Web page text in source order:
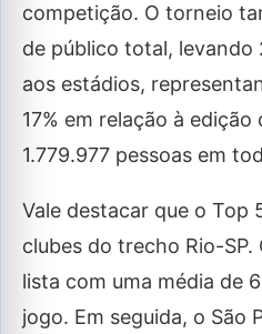
competição. O torneio
de público total,
aos estádios,
17% em relação à
1.779.977 pessoas em
Vale destacar que o Top
clubes do trecho Rio-SP.
lista com uma média de
jogo. Em seguida, o São